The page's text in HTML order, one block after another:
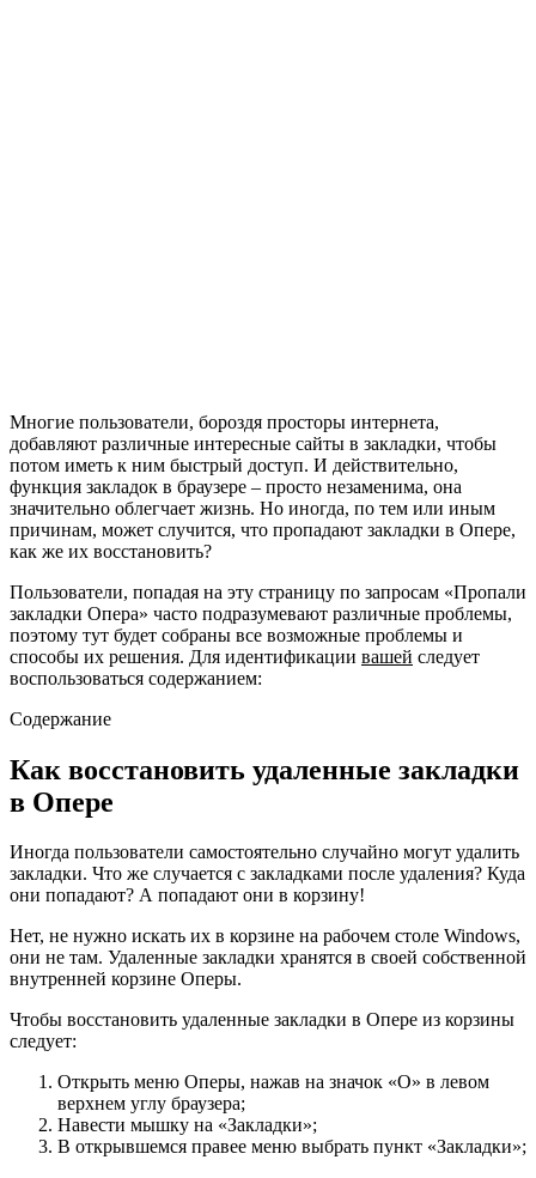
Многие пользователи, бороздя просторы интернета,
добавляют различные интересные сайты в закладки, чтобы
потом иметь к ним быстрый доступ. И действительно,
функция закладок в браузере – просто незаменима, она
значительно облегчает жизнь. Но иногда, по тем или иным
причинам, может случится, что пропадают закладки в Опере,
как же их восстановить?
Пользователи, попадая на эту страницу по запросам «Пропали
закладки Опера» часто подразумевают различные проблемы,
поэтому тут будет собраны все возможные проблемы и
способы их решения. Для идентификации вашей следует
воспользоваться содержанием:
Содержание
Как восстановить удаленные закладки
в Опере
Иногда пользователи самостоятельно случайно могут удалить
закладки. Что же случается с закладками после удаления? Куда
они попадают? А попадают они в корзину!
Нет, не нужно искать их в корзине на рабочем столе Windows,
они не там. Удаленные закладки хранятся в своей собственной
внутренней корзине Оперы.
Чтобы восстановить удаленные закладки в Опере из корзины
следует:
Открыть меню Оперы, нажав на значок «О» в левом
верхнем углу браузера;
Навести мышку на «Закладки»;
В открывшемся правее меню выбрать пункт «Закладки»;